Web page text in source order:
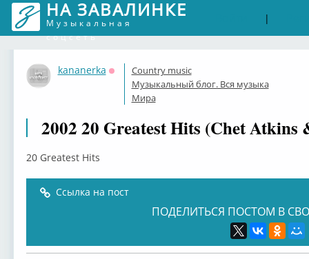
НА ЗАВАЛИНКЕ
Музыкальная
соцсеть
|
kananerka
Оффлайн
Country music
Музыкальный блог. Вся музыка
Мира
2002 20 Greatest Hits (Chet Atkins
20 Greatest Hits
Ссылка на пост
ПОДЕЛИТЬСЯ ПОСТОМ В